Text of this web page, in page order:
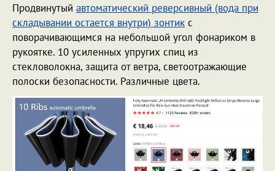
Продвинутый автоматический реверсивный (вода при
складывании остается внутри) зонтик c
поворачивающимся на небольшой угол фонариком в
рукоятке. 10 усиленных упругих спиц из
стекловолокна, защита от ветра, светоотражающие
полоски безопасности. Различные цвета.